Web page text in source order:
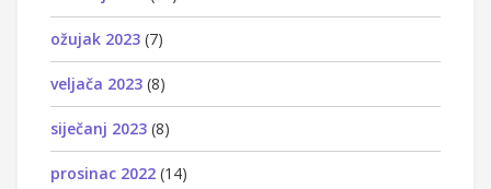
ožujak 2023 (7)
veljača 2023 (8)
siječanj 2023 (8)
prosinac 2022 (14)